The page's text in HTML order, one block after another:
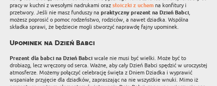
pracy w kuchni z wesołymi nadrukami oraz słoiczki z uchem na konfitury i
przetwory. Jeśli nie masz funduszy na praktyczny prezent na Dzień Babci,
możesz poprosić o pomoc rodzeństwo, rodziców, a nawet dziadka. Wspólna
składka sprawi, że będziecie mogli stworzyć naprawdę fajny upominek.
Upominek na Dzień Babci
Prezent dla babci na Dzień Babci wcale nie musi być wielki. Może być to
drobiazg, lecz wręczony od serca. Ważne, aby cały Dzień Babci spędzić w uroczystej
atmosferze. Możemy połączyć celebrację święta z Dniem Dziadka i wyprawić
wspaniałe przyjęcie dla dziadków, zapraszając na nie wszystkie wnuki. Mimo iż